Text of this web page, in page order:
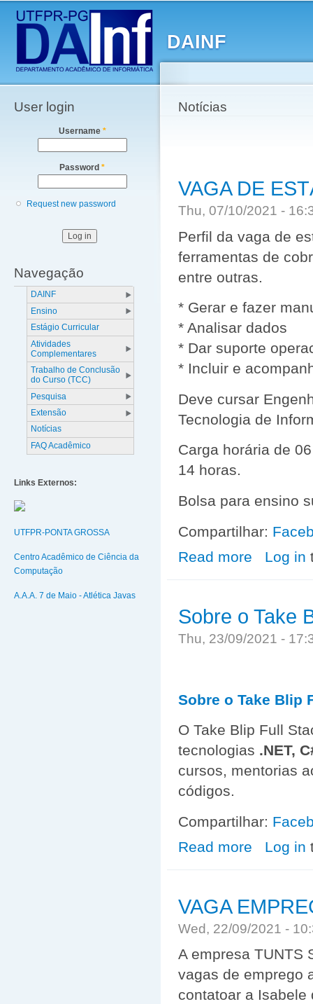
DAINF
Main menu
User login
Username *
Password *
Request new password
Navegação
DAINF
Ensino
Estágio Curricular
Atividades
Complementares
Trabalho de Conclusão
do Curso (TCC)
Pesquisa
Extensão
Notícias
FAQ Acadêmico
Links Externos:
UTFPR-PONTA GROSSA
Centro Acadêmico de Ciência da
Computação
A.A.A. 7 de Maio - Atlética Javas
Notícias
VAGA DE
Thu, 07/10/2021 -
Perfil da vaga de
ferramentas de
entre outras.
* Gerar e fazer
* Analisar dados
* Dar suporte
* Incluir e
Deve cursar
Tecnologia de
Carga horária de
14 horas.
Bolsa para ensino
Compartilhar:
Read more about VAGA
Log in
Sobre o Take
Thu, 23/09/2021 -
Sobre o Take Blip
O Take Blip Full
tecnologias .NET,
cursos, mentorias
códigos.
Compartilhar:
Read more about Sobre o
Log in
VAGA
Wed, 22/09/2021 -
A empresa TUNTS
vagas de emprego
contatoar a Isabele